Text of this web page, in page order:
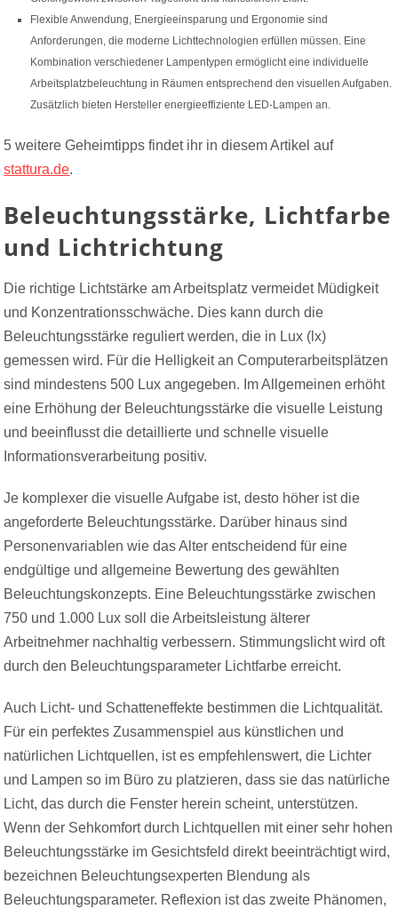
Flexible Anwendung, Energieeinsparung und Ergonomie sind
Anforderungen, die moderne Lichttechnologien erfüllen müssen. Eine
Kombination verschiedener Lampentypen ermöglicht eine individuelle
Arbeitsplatzbeleuchtung in Räumen entsprechend den visuellen Aufgaben.
Zusätzlich bieten Hersteller energieeffiziente LED-Lampen an.
5 weitere Geheimtipps findet ihr in diesem Artikel auf
stattura.de.
Beleuchtungsstärke, Lichtfarbe
und Lichtrichtung
Die richtige Lichtstärke am Arbeitsplatz vermeidet Müdigkeit
und Konzentrationsschwäche. Dies kann durch die
Beleuchtungsstärke reguliert werden, die in Lux (lx)
gemessen wird. Für die Helligkeit an Computerarbeitsplätzen
sind mindestens 500 Lux angegeben. Im Allgemeinen erhöht
eine Erhöhung der Beleuchtungsstärke die visuelle Leistung
und beeinflusst die detaillierte und schnelle visuelle
Informationsverarbeitung positiv.
Je komplexer die visuelle Aufgabe ist, desto höher ist die
angeforderte Beleuchtungsstärke. Darüber hinaus sind
Personenvariablen wie das Alter entscheidend für eine
endgültige und allgemeine Bewertung des gewählten
Beleuchtungskonzepts. Eine Beleuchtungsstärke zwischen
750 und 1.000 Lux soll die Arbeitsleistung älterer
Arbeitnehmer nachhaltig verbessern. Stimmungslicht wird oft
durch den Beleuchtungsparameter Lichtfarbe erreicht.
Auch Licht- und Schatteneffekte bestimmen die Lichtqualität.
Für ein perfektes Zusammenspiel aus künstlichen und
natürlichen Lichtquellen, ist es empfehlenswert, die Lichter
und Lampen so im Büro zu platzieren, dass sie das natürliche
Licht, das durch die Fenster herein scheint, unterstützen.
Wenn der Sehkomfort durch Lichtquellen mit einer sehr hohen
Beleuchtungsstärke im Gesichtsfeld direkt beeinträchtigt wird,
bezeichnen Beleuchtungsexperten Blendung als
Beleuchtungsparameter. Reflexion ist das zweite Phänomen,